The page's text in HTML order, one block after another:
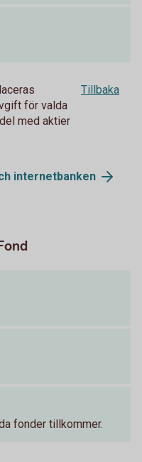
för valda
med aktier
Tillbaka
internetbanken
fonder tillkommer.